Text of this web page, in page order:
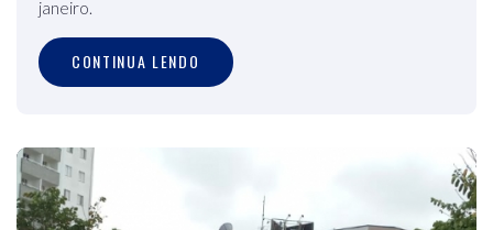
janeiro.
CONTINUA LENDO